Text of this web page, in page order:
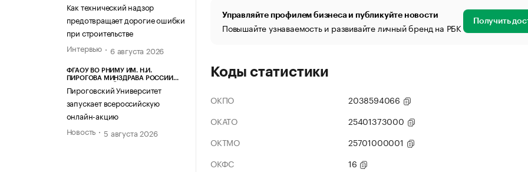
Как технический надзор
предотвращает дорогие ошибки
при строительстве
Интервью
6 августа 2026
ФГАОУ ВО РНИМУ ИМ. Н.И.
ПИРОГОВА МИНЗДРАВА РОССИИ
Пироговский Университет
запускает всероссийскую
онлайн-акцию
Новость
5 августа 2026
Управляйте профилем бизнеса и публикуйте новости
Повышайте узнаваемость и развивайте личный бренд на РБК Получить
Коды статистики
ОКПО
2038594066
ОКАТО
25401373000
ОКТМО
25701000001
ОКФС
16